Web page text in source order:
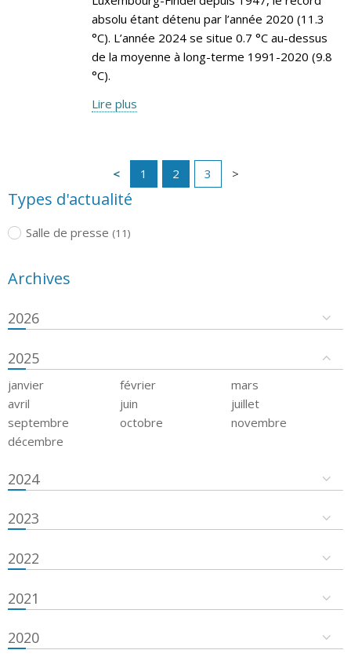
absolu étant détenu par l’année 2020 (11.3
°C). L’année 2024 se situe 0.7 °C au-dessus
de la moyenne à long-terme 1991-2020 (9.8
°C).
Lire plus
1 2 3
Types d'actualité
Salle de presse (11)
Archives
2026
2025
janvier février
mars
avril
juin
juillet
septembre
octobre
novembre
décembre
2024
2023
2022
2021
2020